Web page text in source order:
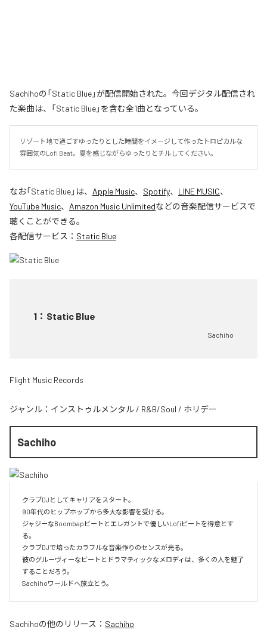
Sachihoの「Static Blue」が配信開始された。今回デジタル配信され
た楽曲は、「Static Blue」を含む全1曲となっている。
リゾート地で過ごすゆったりとした時間をイメージして作ったトロピカルな
雰囲気のLofi Beat。夏を感じながらゆったりとチルしてください。
なお「Static Blue」は、 Apple Music、 Spotify、 LINE MUSIC、
YouTube Music、 Amazon Music Unlimitedなどの音楽配信サービスで
聴くことができる。
各配信サービス： Static Blue
1 ： Static Blue
Sachiho
Flight Music Records
ジャンル： インストゥルメンタル / R&B/Soul / ホリデー
Sachiho
クラブDJとしてキャリアをスタート。
90年代のヒップホップから多大な影響を受ける。
ジャジーなBoombapビートとエレガントで優しいLofiビートを得意とす
る。
クラブDJで培ったカラフルな音楽作りのセンスが光る。
彼のグルーヴィーなビートとドラマティックなメロディは、多くの人を魅了
することだろう。
Sachihoワールドへ旅立とう。
Sachihoの他のリリース： Sachiho